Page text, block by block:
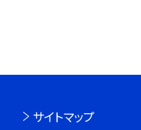
サイトマップ